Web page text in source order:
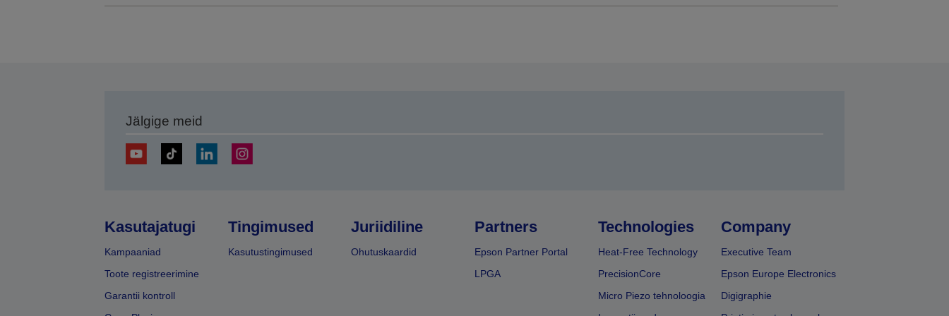
Jälgige meid
Kasutajatugi
Kampaaniad
Toote registreerimine
Garantii kontroll
Tingimused
Kasutustingimused
Juriidiline
Ohutuskaardid
Partners
Epson Partner Portal
LPGA
Technologies
Heat-Free Technology
PrecisionCore
Micro Piezo tehnoloogia
Company
Executive Team
Epson Europe Electronics
Digigraphie